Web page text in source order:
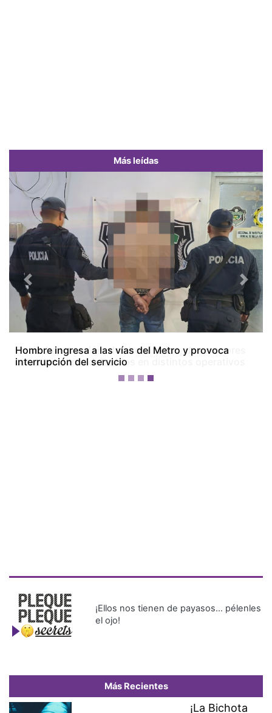
Más leídas
Colón bajo tensión: dos homicidios, dos menores
baleados y tres detenidos en distintos operativos
Previous Next
¡Ellos nos tienen de payasos… pélenles
el ojo!
Más Recientes
¡La Bichota